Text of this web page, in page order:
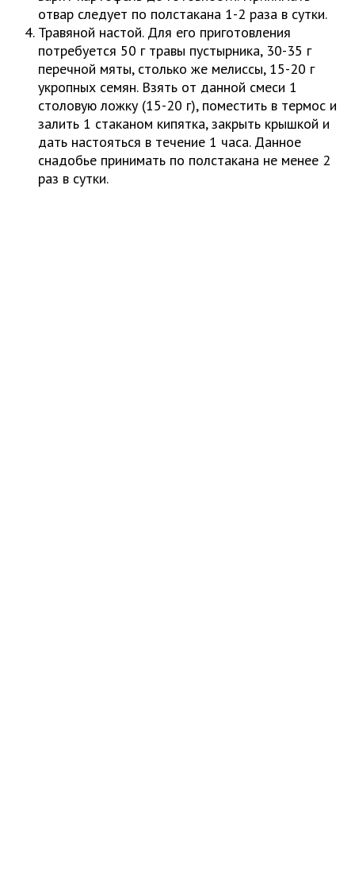
отвар следует по полстакана 1-2 раза в сутки.
Травяной настой. Для его приготовления
потребуется 50 г травы пустырника, 30-35 г
перечной мяты, столько же мелиссы, 15-20 г
укропных семян. Взять от данной смеси 1
столовую ложку (15-20 г), поместить в термос и
залить 1 стаканом кипятка, закрыть крышкой и
дать настояться в течение 1 часа. Данное
снадобье принимать по полстакана не менее 2
раз в сутки.